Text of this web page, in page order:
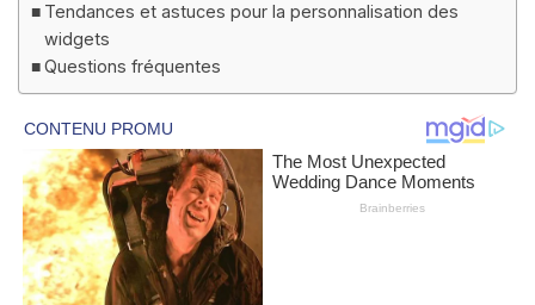
Tendances et astuces pour la personnalisation des
widgets
Questions fréquentes